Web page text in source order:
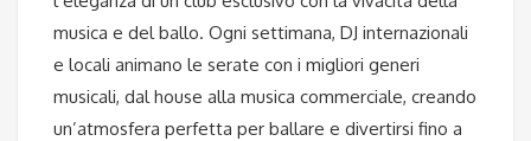
musica e del ballo. Ogni settimana, DJ internazionali
e locali animano le serate con i migliori generi
musicali, dal house alla musica commerciale, creando
un’atmosfera perfetta per ballare e divertirsi fino a